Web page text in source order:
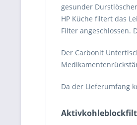
gesunder
HP Küche filtert das
Filter angeschlossen.
Der Carbonit
Da der Lieferumfang